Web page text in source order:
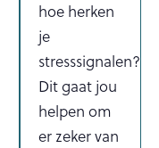
hoe herken
je
stresssignalen?
Dit gaat jou
helpen om
er zeker van